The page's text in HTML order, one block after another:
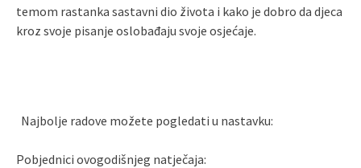
temom rastanka sastavni dio života i kako je dobro da djeca
kroz svoje pisanje oslobađaju svoje osjećaje.
Najbolje radove možete pogledati u nastavku:
Pobjednici ovogodišnjeg natječaja: